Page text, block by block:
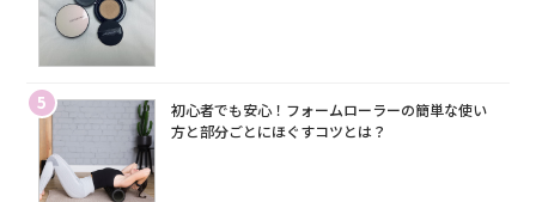
5
初心者でも安心！フォームローラーの簡単な使い
方と部分ごとにほぐすコツとは？